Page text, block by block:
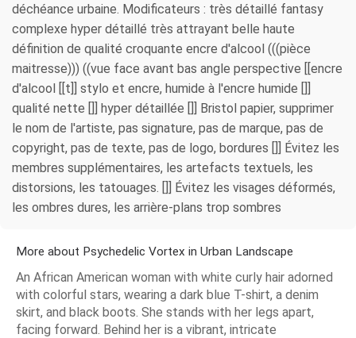
déchéance urbaine. Modificateurs : très détaillé fantasy
complexe hyper détaillé très attrayant belle haute
définition de qualité croquante encre d'alcool (((pièce
maitresse))) ((vue face avant bas angle perspective [[encre
d'alcool [[t]] stylo et encre, humide à l'encre humide []]
qualité nette []] hyper détaillée []] Bristol papier, supprimer
le nom de l'artiste, pas signature, pas de marque, pas de
copyright, pas de texte, pas de logo, bordures []] Évitez les
membres supplémentaires, les artefacts textuels, les
distorsions, les tatouages. []] Évitez les visages déformés,
les ombres dures, les arrière-plans trop sombres
More about Psychedelic Vortex in Urban Landscape
An African American woman with white curly hair adorned
with colorful stars, wearing a dark blue T-shirt, a denim
skirt, and black boots. She stands with her legs apart,
facing forward. Behind her is a vibrant, intricate